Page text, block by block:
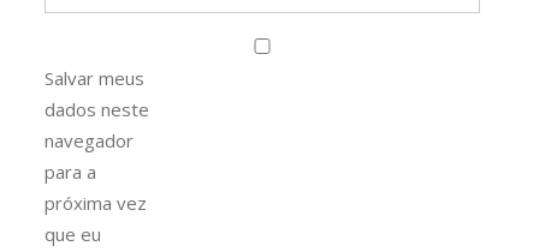
Salvar meus
dados neste
navegador
para a
próxima vez
que eu